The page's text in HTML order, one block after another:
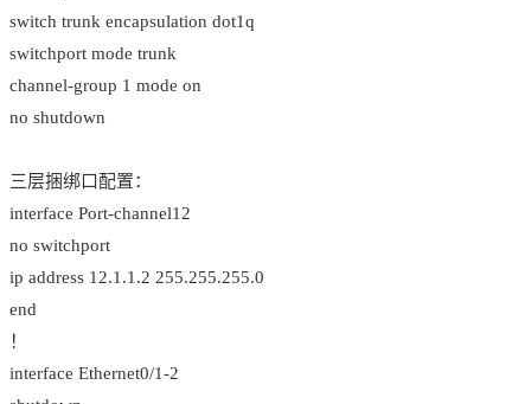
switch trunk encapsulation dot1q
switchport mode trunk
channel-group 1 mode on
no shutdown
三层捆绑口配置：
interface Port-channel12
no switchport
ip address 12.1.1.2 255.255.255.0
end
！
interface Ethernet0/1-2